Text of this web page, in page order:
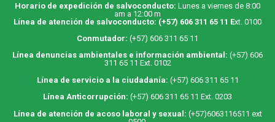
Horario de expedición de salvoconducto: Lunes a viernes de 8:00
am a 12:00 m
Línea de atención de salvoconducto: (+57) 606 311 65 11 Ext. 0100
Conmutador: (+57) 606 311 65 11
Línea denuncias ambientales e información ambiental: (+57) 606
311 65 11 Ext. 0102
Línea de servicio a la ciudadanía: (+57) 606 311 65 11
Línea Anticorrupción: (+57) 606 311 65 11 Ext. 0203
Línea de atención de acoso laboral y sexual: (+57)6063116511 ext